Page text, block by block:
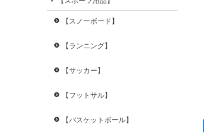
【スノーボード】
【ランニング】
【サッカー】
【フットサル】
【バスケットボール】